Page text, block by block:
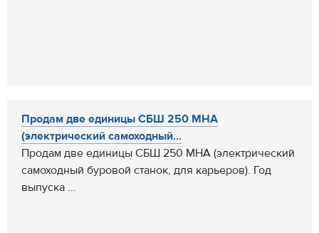
Продам две единицы СБШ 250 МНА
(электрический самоходный...
Продам две единицы СБШ 250 МНА (электрический
самоходный буровой станок, для карьеров). Год
выпуска ...